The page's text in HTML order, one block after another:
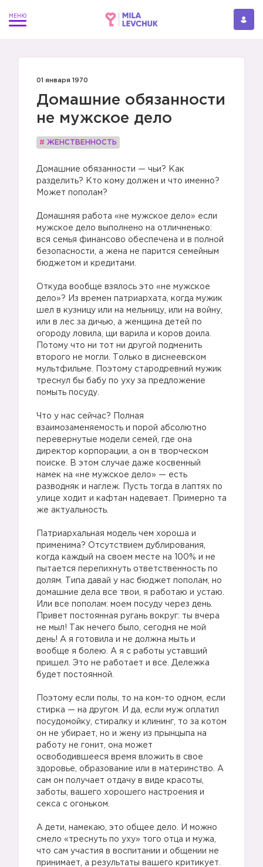
01 января 1970
Домашние обязанности
не мужское дело
# ЖЕНСТВЕННОСТЬ
Домашние обязанности — чьи? Как
разделить? Кто кому должен и что именно?
Может пополам?
Домашняя работа «не мужское дело» если
мужское дело выполнено на отличненько:
вся семья финансово обеспечена и в полной
безопасности, а жена не парится семейным
бюджетом и кредитами.
Откуда вообще взялось это «не мужское
дело»? Из времен патриархата, когда мужик
шел в кузницу или на мельницу, или на войну,
или в лес за дичью, а женщина детей по
огороду ловила, щи варила и коров доила.
Потому что ни тот ни другой подменить
второго не могли. Только в диснеевском
мультфильме. Поэтому стародревний мужик
треснул бы бабу по уху за предложение
помыть посуду.
Что у нас сейчас? Полная
взаимозаменяемость и порой абсолютно
перевернутые модели семей, где она
директор корпорации, а он в творческом
поиске. В этом случае даже косвенный
намек на «не мужское дело» — есть
разводняк и наглеж. Пусть тогда в лаптях по
улице ходит и кафтан надевает. Примерно та
же актуальность.
Патриархальная модель чем хороша и
применима? Отсутствием дублирования,
когда каждый на своем месте на 100% и не
пытается перепихнуть ответственность по
долям. Типа давай у нас бюджет пополам, но
домашние дела все твои, я работаю и устаю.
Или все пополам: моем посуду через день.
Привет постоянная ругань вокруг: ты вчера
не мыл! Так нечего было, сегодня не мой
день! А я готовила и не должна мыть и
вообще я болею. А я с работы уставший
пришел. Это не работает и все. Дележка
будет постоянной.
Поэтому если полы, то на ком-то одном, если
стирка — на другом. И да, если муж оплатил
посудомойку, стиралку и клининг, то за котом
он не убирает, но и жену из прынцыпа на
работу не гонит, она может
освободившееся время вложить в свое
здоровье, образование или в материнство. А
сам он получает отдачу в виде красоты,
заботы, вашего хорошего настроения и
секса с огоньком.
А дети, намекаю, это общее дело. И можно
смело «треснуть по уху» того отца и мужа,
что сам участия в воспитании и общении не
принимает, а результаты вашего критикует.